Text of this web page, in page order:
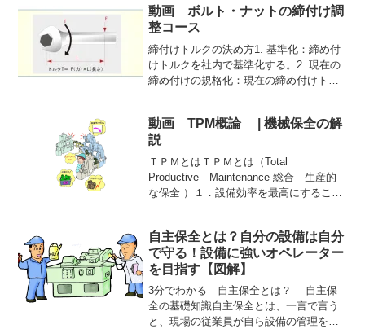
動画 ボルト・ナットの締付け調
整コース
締付けトルクの決め方1. 基準化：締め付
けトルクを社内で基準化する。2 .現在の
締め付けの規格化：現在の締め付けトル
ルクの70％を締め付けトルクとする。
（Ffmax...
動画 TPM概論 | 機械保全の解
説
ＴＰＭとはＴＰＭとは（Total
Productive Maintenance 総合 生産的
な保全 ）１．設備効率を最高にすること
Maintenace 予防...
自主保全とは？自分の設備は自分
で守る！設備に強いオペレーター
を目指す【図解】
3分でわかる 自主保全とは？ 自主保
全の基礎知識自主保全とは、一言で言う
と、現場の従業員が自ら設備の管理を行